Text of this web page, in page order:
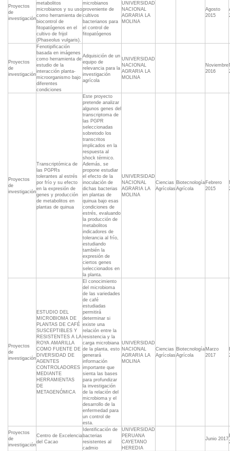
Proyectos
de
investigación
metabolitos
microbianos y su uso
como herramienta de
biocontrol de
fitopatógenos en el
cultivo de frijol
(Phaseolus vulgaris).
microbianos
proveniente de
cultivos
bacterianos para
el control de
fitopatógenos
UNIVERSIDAD
NACIONAL
AGRARIA LA
MOLINA
Agosto
2015
Proyectos
de
investigación
Fenotipificación
basada en imágenes
como herramienta de
estudio de la
interacción planta-
microorganismo bajo
diferentes
condiciones
Adquisición de un
equipo de
relevancia para la
investigación
agrícola
UNIVERSIDAD
NACIONAL
AGRARIA LA
MOLINA
Noviembre
2016
Proyectos
de
investigación
Transcriptómica de
las PGPRs
tolerantes al estrés
por frío y su efecto
en la expresión de
genes y producción
de metabolitos en
plantas de quinua
Este proyecto
pretende analizar
algunos genes del
transcriptoma de
las PGPR
seleccionadas
sobretodo los
transcritos
implicados en la
respuesta al
shock térmico.
Además, se
propone estudiar
el efecto de la
inoculación de
dichas bacterias
en plantas de
quinua bajo esas
condiciones de
estrés, evaluando
la producción de
metabolitos
indicadores de
tolerancia al frío,
estudiando
también la
expresión de
ciertos genes
seleccionados en
la planta.
UNIVERSIDAD
NACIONAL
AGRARIA LA
MOLINA
Ciencias
Agrícolas
Biotecnología
Agrícola
Febrero
2015
Proyectos
de
investigación
ESTUDIO DEL
MICROBIOMA DE
PLANTAS DE CAFÉ
SUSCEPTIBLES Y
RESISTENTES A LA
ROYA AMARILLA
COMO FUENTE DE
DIVERSIDAD DE
AGENTES
CONTROLADORES
MEDIANTE
HERRAMIENTAS
DE
METAGENÓMICA
El conocimiento
del microbioma
de las variedades
de café
estudiadas
permitirá
determinar si
existe una
relación entre la
resistencia y la
carga microbiana
de la planta, esto
generará
información
importante que
sienta las bases
para profundizar
la investigación
de la relación del
microbioma y el
desarrollo de la
enfermedad para
un control de
esta.
UNIVERSIDAD
NACIONAL
AGRARIA LA
MOLINA
Ciencias
Agrícolas
Biotecnología
Agrícola
Marzo
2017
Proyectos
de
investigación
Centro de Excelencia
del Cacao
Identificación de
bacterias
resistentes al
cadmio
UNIVERSIDAD
PERUANA
CAYETANO
HEREDIA
Junio 2017